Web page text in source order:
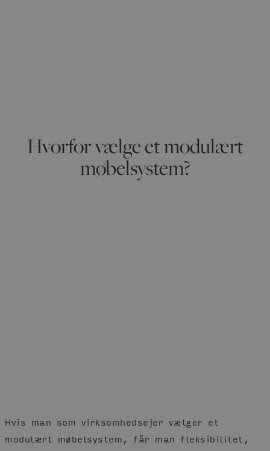
Hvorfor vælge et modulært
møbelsystem?
Hvis man som virksomhedsejer vælger et
modulært møbelsystem, får man fleksibilitet,